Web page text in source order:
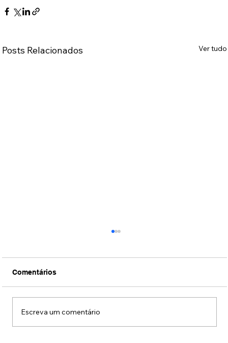
Posts Relacionados Ver tudo
Comentários
Escreva um comentário